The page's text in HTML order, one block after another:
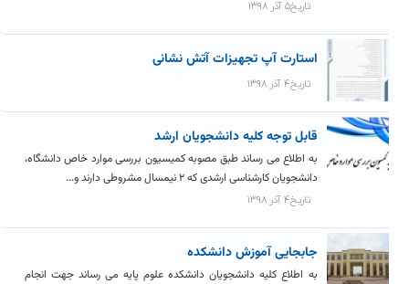
تاریخ۵ آذر ۱۳۹۸
استارت آپ تجهیزات آتش نشانی
تاریخ۴ آذر ۱۳۹۸
قابل توجه کلیه دانشجویان ارشد
به اطلاع می رساند طبق مصوبه کمیسیون بررسی موارد خاص دانشگاه،
دانشجویان کارشناسی ارشدی که ۲ نیمسال مشروطی دارند و...
تاریخ۴ آذر ۱۳۹۸
جابجایی آموزش دانشکده
به اطلاع کلیه دانشجویان دانشکده علوم پایه می رساند جهت انجام